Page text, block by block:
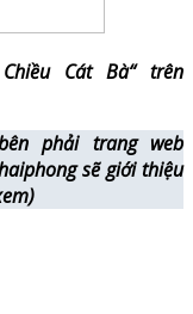
Cát Bà“trên
phải trang web
sẽ giới thiệu